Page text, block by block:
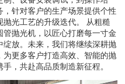
针对客户的生产场景提供个性
光工艺的升级迭代。 从粗糙
抛光机，以匠心打磨每一寸金
放。未来，我们将继续深耕抛
更多客户打造高效、智能的抛
，共赴高品质制造新征程。